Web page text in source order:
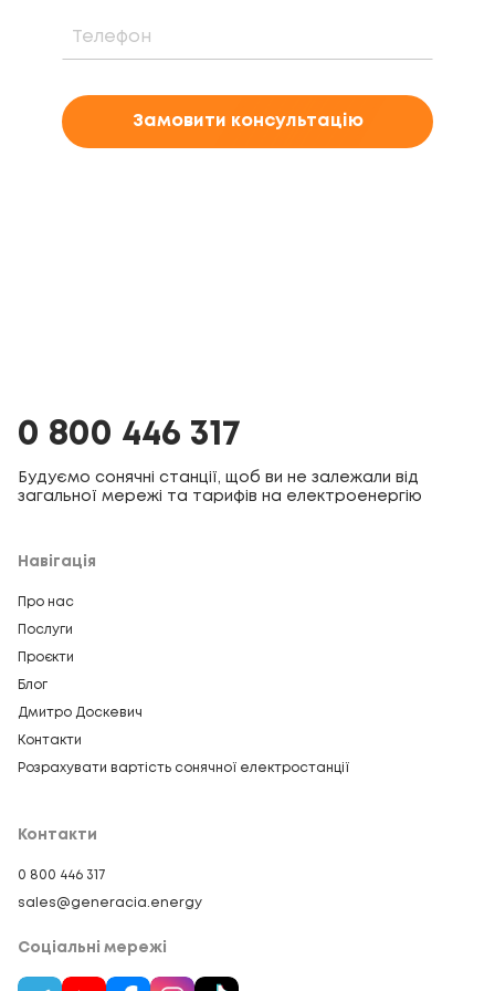
Замовити консультацію
0 800 446 317
Будуємо сонячні станції, щоб ви не залежали від
загальної мережі та тарифів на електроенергію
Навігація
Про нас
Послуги
Проєкти
Блог
Дмитро Доскевич
Контакти
Розрахувати вартість сонячної електростанції
Контакти
0 800 446 317
sales@generacia.energy
Соціальні мережі